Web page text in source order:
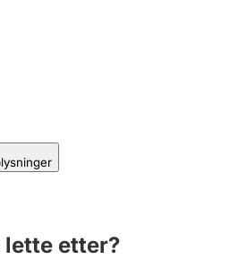
lette etter?